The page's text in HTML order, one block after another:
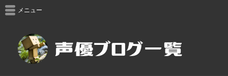
メニュー